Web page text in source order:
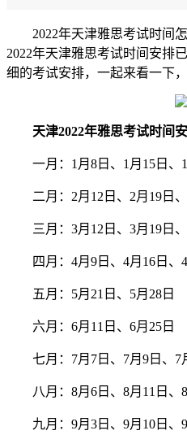
2022年天津雅思考试时间怎
2022年天津雅思考试时间安排
细的考试安排，一起来看一下
天津2022年雅思考试时间
一月：1月8日、1月15日、1
二月：2月12日、2月19日、
三月：3月12日、3月19日、
四月：4月9日、4月16日、4
五月：5月21日、5月28日
六月：6月11日、6月25日
七月：7月7日、7月9日、7
八月：8月6日、8月11日、8
九月：9月3日、9月10日、9